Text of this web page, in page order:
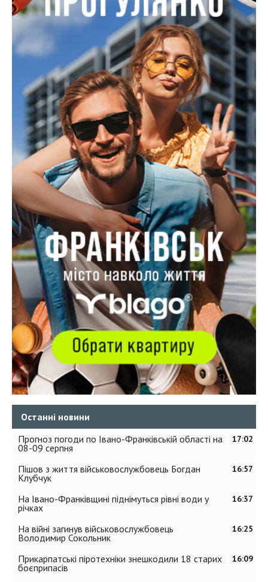
Останні новини
17:02
Прогноз погоди по Івано-Франківській області на
08-09 серпня
16:57
Пішов з життя військовослужбовець Богдан
Клубчук
16:37
На Івано-Франківщині піднімуться рівні води у
річках
16:25
На війні загинув військовослужбовець
Володимир Сокольник
16:09
Прикарпатські піротехніки знешкодили 18 старих
боєприпасів